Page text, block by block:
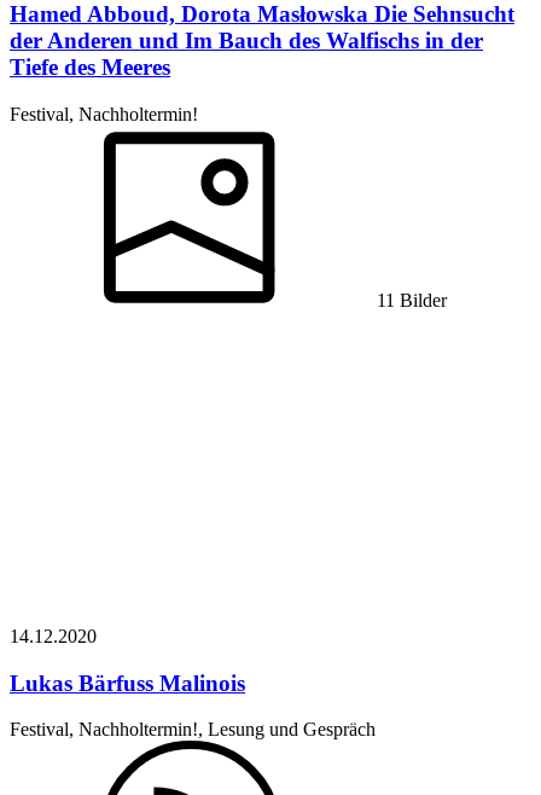
Hamed Abboud, Dorota Masłowska Die Sehnsucht
der Anderen und Im Bauch des Walfischs in der
Tiefe des Meeres
Festival, Nachholtermin!
11 Bilder
14.12.2020
Lukas Bärfuss Malinois
Festival, Nachholtermin!, Lesung und Gespräch